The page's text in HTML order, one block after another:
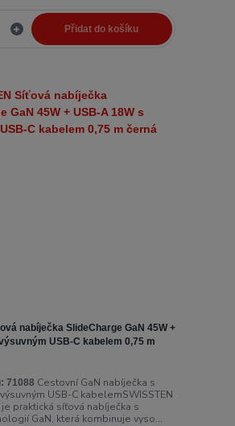
Přidat do košíku
nabíječka SlideCharge GaN 45W +
USB-C kabelem 0,75 m
71088 Cestovní GaN nabíječka s
USB-C kabelemSWISSTEN
je praktická síťová nabíječka s
GaN, která kombinuje vyso...